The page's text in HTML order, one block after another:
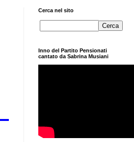
Cerca nel sito
Inno del Partito Pensionati
cantato da Sabrina Musiani